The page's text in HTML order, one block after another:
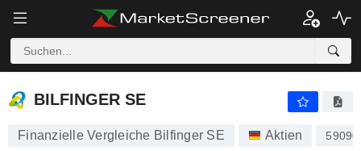
BILFINGER SE
BILFINGER SE
Finanzielle Vergleiche Bilfinger SE Aktien